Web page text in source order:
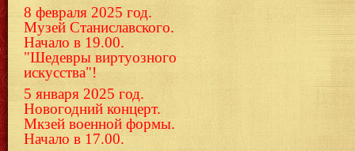
8 февраля 2025 год.
Музей Станиславского.
Начало в 19.00.
"Шедевры виртуозного
искусства"!
5 января 2025 год.
Новогодний концерт.
Мкзей военной формы.
Начало в 17.00.